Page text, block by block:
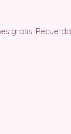
gratis. Recuerda